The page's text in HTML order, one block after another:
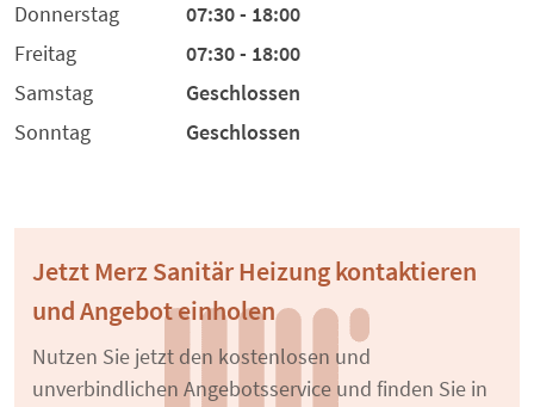
Donnerstag
07:30 - 18:00
Freitag
07:30 - 18:00
Samstag
Geschlossen
Sonntag
Geschlossen
Jetzt Merz Sanitär Heizung kontaktieren
und Angebot einholen
Nutzen Sie jetzt den kostenlosen und
unverbindlichen Angebotsservice und finden Sie in